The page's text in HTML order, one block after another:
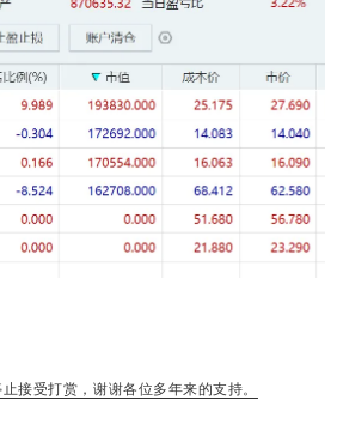
接受打赏，谢谢各位多年来的支持。